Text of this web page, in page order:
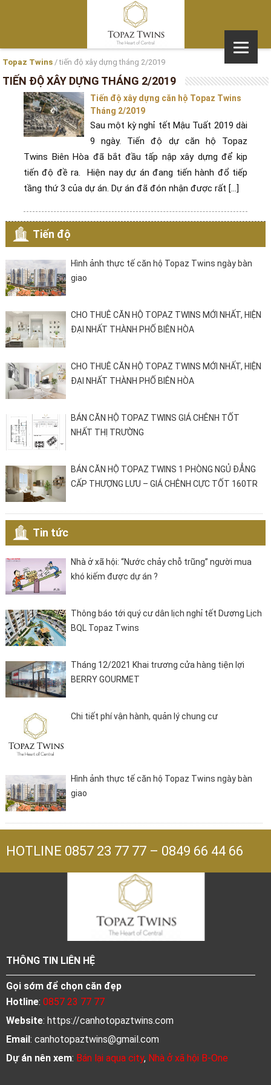
Topaz Twins /tiến độ xây dựng tháng 2/2019
TIẾN ĐỘ XÂY DỰNG THÁNG 2/2019
Tiến độ xây dựng căn hộ Topaz Twins
Tháng 2/2019
Sau một kỳ nghỉ tết Mậu Tuất 2019 dài
9 ngày. Tiến độ dự căn hộ Topaz
Twins Biên Hòa đã bắt đầu tấp nập xây dựng để kịp
tiến độ đề ra. Hiện nay dự án đang tiến hành đổ tiếp
tầng thứ 3 của dự án. Dự án đã đón nhận được rất [...]
Tiến độ
Hình ảnh thực tế căn hộ Topaz Twins ngày bàn
giao
CHO THUÊ CĂN HỘ TOPAZ TWINS MỚI NHẤT, HIỆN
ĐẠI NHẤT THÀNH PHỐ BIÊN HÒA
CHO THUÊ CĂN HỘ TOPAZ TWINS MỚI NHẤT, HIỆN
ĐẠI NHẤT THÀNH PHỐ BIÊN HÒA
BÁN CĂN HỘ TOPAZ TWINS GIÁ CHÊNH TỐT
NHẤT THỊ TRƯỜNG
BÁN CĂN HỘ TOPAZ TWINS 1 PHÒNG NGỦ ĐẲNG
CẤP THƯỢNG LƯU – GIÁ CHÊNH CỰC TỐT 160TR
Tin tức
Nhà ở xã hội: “Nước chảy chỗ trũng” người mua
khó kiếm được dự án ?
Thông báo tới quý cư dân lịch nghỉ tết Dương Lịch
BQL Topaz Twins
Tháng 12/2021 Khai trương cửa hàng tiện lợi
BERRY GOURMET
Chi tiết phí vận hành, quản lý chung cư
Hình ảnh thực tế căn hộ Topaz Twins ngày bàn
giao
HOTLINE 0857 23 77 77 – 0849 66 44 66
THÔNG TIN LIÊN HỆ
Gọi sớm để chọn căn đẹp
Hotline: 0857 23 77 77
Website: https://canhotopaztwins.com
Email: canhotopaztwins@gmail.com
Dự án nên xem: Bán lại aqua city, Nhà ở xã hội B-One